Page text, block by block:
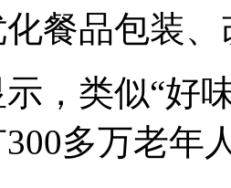
餐品包装
类似“好味
多万老年